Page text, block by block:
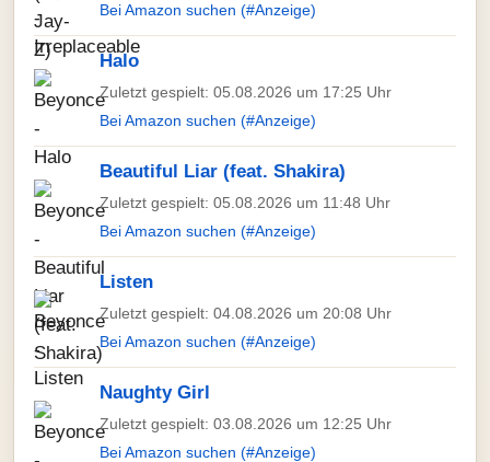
Bei Amazon suchen (#Anzeige)
Halo
Zuletzt gespielt: 05.08.2026 um 17:25 Uhr
Bei Amazon suchen (#Anzeige)
Beautiful Liar (feat. Shakira)
Zuletzt gespielt: 05.08.2026 um 11:48 Uhr
Bei Amazon suchen (#Anzeige)
Listen
Zuletzt gespielt: 04.08.2026 um 20:08 Uhr
Bei Amazon suchen (#Anzeige)
Naughty Girl
Zuletzt gespielt: 03.08.2026 um 12:25 Uhr
Bei Amazon suchen (#Anzeige)